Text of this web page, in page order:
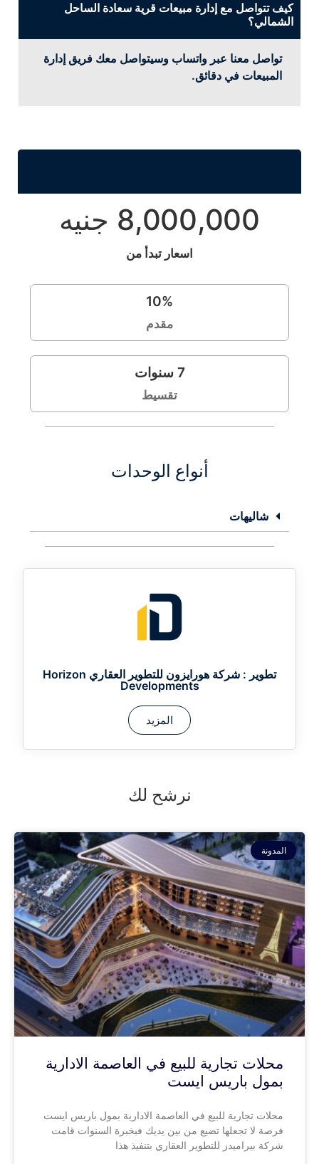
كيف تتواصل مع إدارة مبيعات قرية سعادة الساحل
الشمالي؟
تواصل معنا عبر واتساب وسيتواصل معك فريق إدارة
المبيعات في دقائق.
8,000,000 جنيه
اسعار تبدأ من
10%
مقدم
7 سنوات
تقسيط
أنواع الوحدات
شاليهات
تطوير :
شركة هورايزون للتطوير العقاري Horizon
Developments
المزيد
نرشح لك
المدونة
محلات تجارية للبيع في العاصمة الادارية
بمول باريس ايست
محلات تجارية للبيع في العاصمة الادارية بمول باريس ايست
فرصة لا تجعلها تضيع من بين يديك فبخبرة السنوات قامت
شركة بيراميدز للتطوير العقاري بتنفيذ هذا